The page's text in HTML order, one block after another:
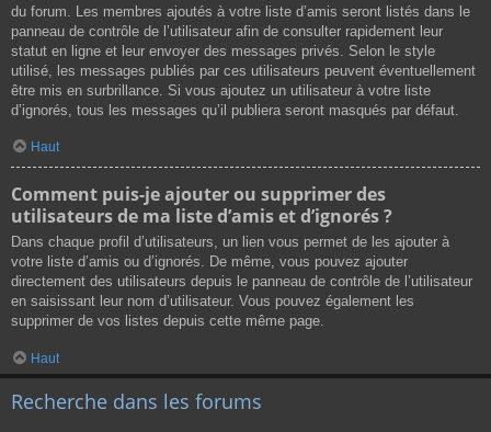
du forum. Les membres ajoutés à votre liste d’amis seront listés dans le
panneau de contrôle de l’utilisateur afin de consulter rapidement leur
statut en ligne et leur envoyer des messages privés. Selon le style
utilisé, les messages publiés par ces utilisateurs peuvent éventuellement
être mis en surbrillance. Si vous ajoutez un utilisateur à votre liste
d’ignorés, tous les messages qu’il publiera seront masqués par défaut.
Haut
Comment puis-je ajouter ou supprimer des
utilisateurs de ma liste d’amis et d’ignorés ?
Dans chaque profil d’utilisateurs, un lien vous permet de les ajouter à
votre liste d’amis ou d’ignorés. De même, vous pouvez ajouter
directement des utilisateurs depuis le panneau de contrôle de l’utilisateur
en saisissant leur nom d’utilisateur. Vous pouvez également les
supprimer de vos listes depuis cette même page.
Haut
Recherche dans les forums